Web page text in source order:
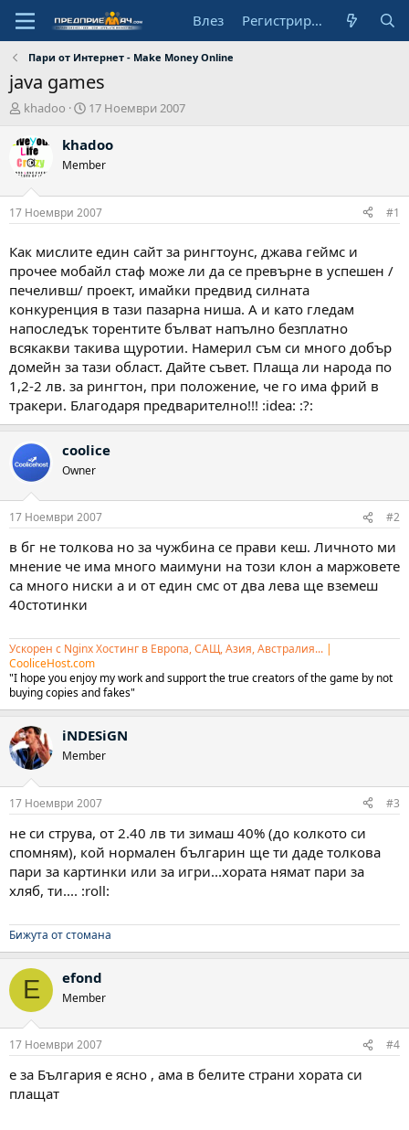
Влез Регистрирай се
Пари от Интернет - Make Money Online
java games
А
т
о
р
khadoo
Н
ч
а
л
а
д
т
а
17 Ноември 2007
khadoo
Member
17 Ноември 2007 #1
Как мислите един сайт за рингтоунс, джава геймс и
прочее мобайл стаф може ли да се превърне в успешен /
печеливш/ проект, имайки предвид силната
конкуренция в тази пазарна ниша. А и като гледам
напоследък торентите бълват напълно безплатно
всякакви такива щуротии. Намерил съм си много добър
домейн за тази област. Дайте съвет. Плаща ли народа по
1,2-2 лв. за рингтон, при положение, че го има фрий в
тракери. Благодаря предварително!!! :idea: :?:
coolice
Owner
17 Ноември 2007 #2
в бг не толкова но за чужбина се прави кеш. Личното ми
мнение че има много маимуни на този клон а маржовете
са много ниски а и от един смс от два лева ще вземеш
40стотинки
Ускорен с Nginx Хостинг в Европа, САЩ, Азия, Австралия... |
CooliceHost.com
"I hope you enjoy my work and support the true creators of the game by not
buying copies and fakes"
iNDESiGN
Member
17 Ноември 2007 #3
не си струва, от 2.40 лв ти зимаш 40% (до колкото си
спомням), кой нормален българин ще ти даде толкова
пари за картинки или за игри...хората нямат пари за
хляб, ти.... :roll:
Бижута от стомана
E efond
Member
17 Ноември 2007 #4
е за България е ясно , ама в белите страни хората си
плащат